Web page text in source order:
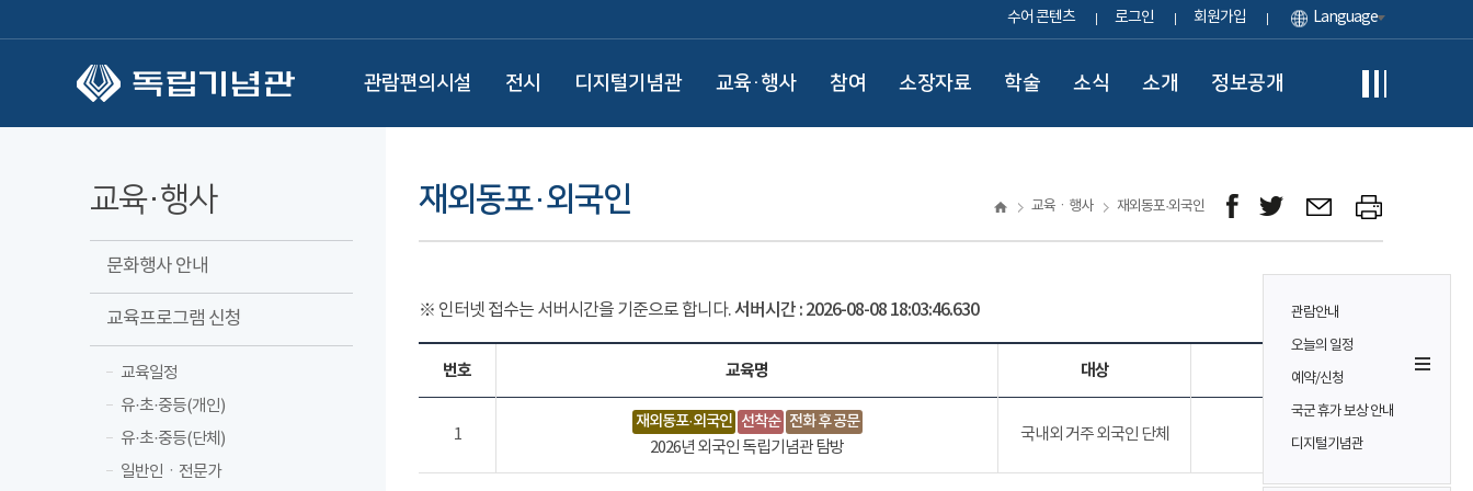
수어 콘텐츠 로그인 회원가입 Language
관람편의시설 전시 디지털기념관 교육·행사 참여 소장자료 학술 소식 소개 정보공개
관람안내
오늘의 일정
예약/신청
국군 휴가 보상 안내
디지털기념관
교육·행사
문화행사 안내
교육프로그램 신청
교육일정
유·초·중등(개인)
유·초·중등(단체)
일반인ㆍ전문가
재외동포·외국인 교육ㆍ행사 재외동포·외국인
※ 인터넷 접수는 서버시간을 기준으로 합니다.서버시간 : 2026-08-08 18:03:46.659
번호 교육명 대상 참가비
1
재외동포·외국인 선착순 전화 후 공문
2026년 외국인 독립기념관 탐방
국내외 거주 외국인 단체 무료